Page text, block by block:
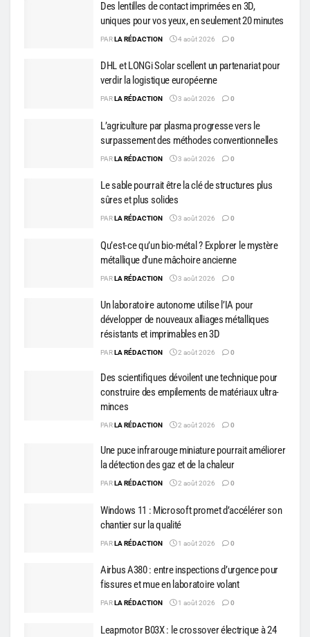
Des lentilles de contact imprimées en 3D,
uniques pour vos yeux, en seulement 20 minutes
PARLA RÉDACTION 4 août 2026 0
DHL et LONGi Solar scellent un partenariat pour
verdir la logistique européenne
PARLA RÉDACTION 3 août 2026 0
L’agriculture par plasma progresse vers le
surpassement des méthodes conventionnelles
PARLA RÉDACTION 3 août 2026 0
Le sable pourrait être la clé de structures plus
sûres et plus solides
PARLA RÉDACTION 3 août 2026 0
Qu’est-ce qu’un bio-métal ? Explorer le mystère
métallique d’une mâchoire ancienne
PARLA RÉDACTION 3 août 2026 0
Un laboratoire autonome utilise l’IA pour
développer de nouveaux alliages métalliques
résistants et imprimables en 3D
PARLA RÉDACTION 2 août 2026 0
Des scientifiques dévoilent une technique pour
construire des empilements de matériaux ultra-
minces
PARLA RÉDACTION 2 août 2026 0
Une puce infrarouge miniature pourrait améliorer
la détection des gaz et de la chaleur
PARLA RÉDACTION 2 août 2026 0
Windows 11 : Microsoft promet d’accélérer son
chantier sur la qualité
PARLA RÉDACTION 1 août 2026 0
Airbus A380 : entre inspections d’urgence pour
fissures et mue en laboratoire volant
PARLA RÉDACTION 1 août 2026 0
Leapmotor B03X : le crossover électrique à 24